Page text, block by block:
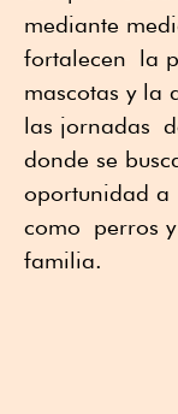
mediante
fortalecen la
mascotas y la
las jornadas
donde se
oportunidad a
como perros
familia.